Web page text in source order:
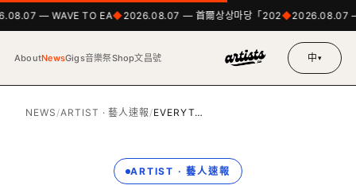
— WAVE TO EA 2026.08.07 — 首爾상상마당「202 2026.08.07 —
AboutNewsGigs音樂祭Shop文昌號 中▾
NEWS /ARTIST · 藝人速報 /EVERYT…
ARTIST · 藝人速報